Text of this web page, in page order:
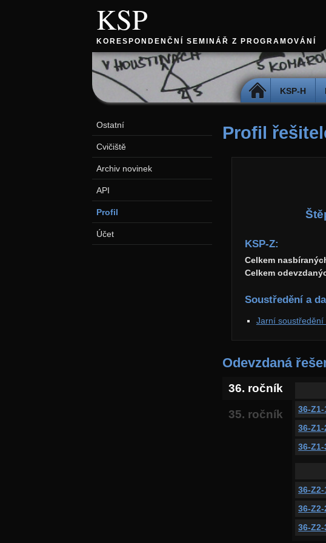
KSP
KORESPONDENČNÍ SEMINÁŘ Z PROGRAMOVÁNÍ
DOMŮ KSP-H
Profil
KSP-Z:
Celkem
Celkem
Soustředění a
Jarní soustředění
Odevzdaná
36. ročník
35. ročník
36-
36-
36-
36-
36-
36-
Ostatní
Cvičiště
Archiv novinek
API
Profil
Účet